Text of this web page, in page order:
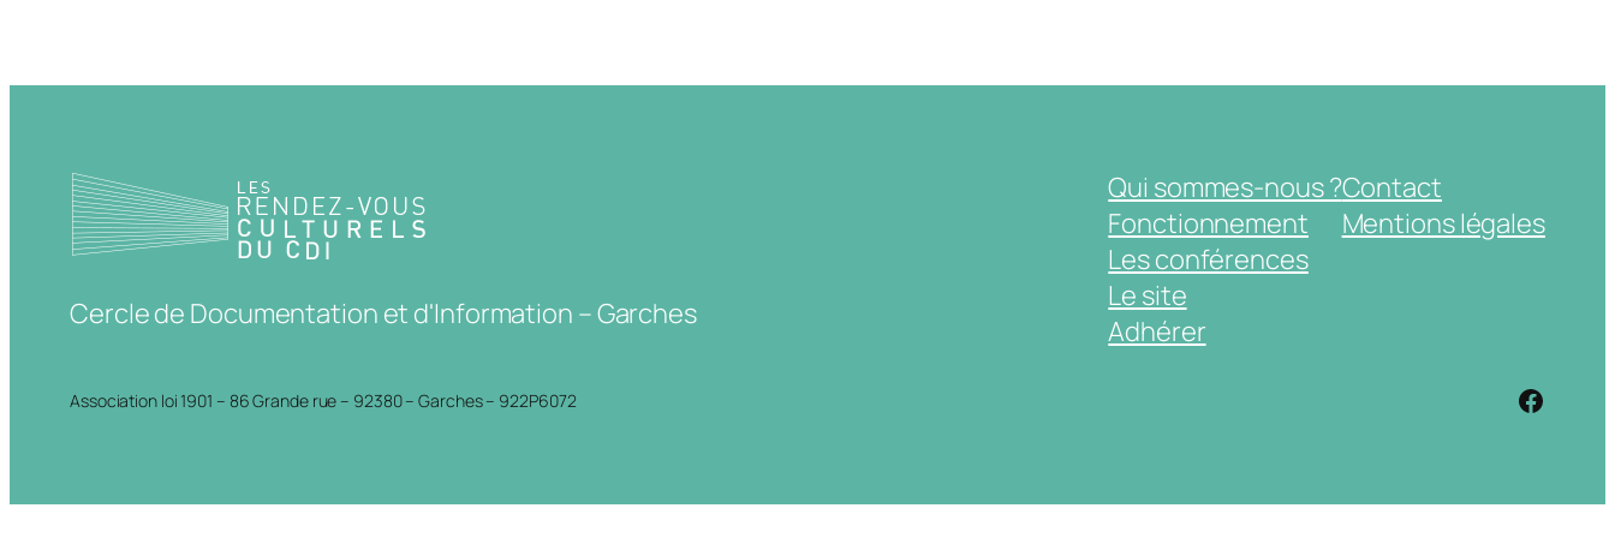
Cercle de Documentation et d'Information – Garches
Qui sommes-nous ?
Fonctionnement
Les conférences
Le site
Adhérer
Contact
Mentions légales
Association loi 1901 – 86 Grande rue – 92380 – Garches – 922P6072